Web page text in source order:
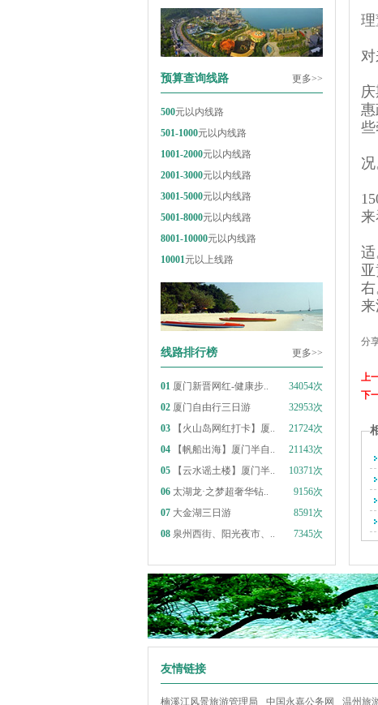
预算查询线路 更多>>
500元以内线路
501-1000元以内线路
1001-2000元以内线路
2001-3000元以内线路
3001-5000元以内线路
5001-8000元以内线路
8001-10000元以内线路
10001元以上线路
线路排行榜 更多>>
01 厦门新晋网红-健康步..
34054次
02 厦门自由行三日游
32953次
03 【火山岛网红打卡】厦..
21724次
04 【帆船出海】厦门半自..
21143次
05 【云水谣土楼】厦门半..
10371次
06 太湖龙·之梦超奢华钻..
9156次
07 大金湖三日游
8591次
08 泉州西街、阳光夜市、.. 7345次
理
右
来
分
上
下
友情链接
楠溪江风景旅游管理局 中国永嘉公务网 温州旅